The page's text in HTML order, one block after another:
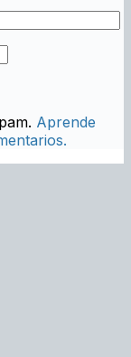
Aprende